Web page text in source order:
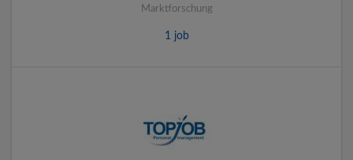
Marktforschung
1 job